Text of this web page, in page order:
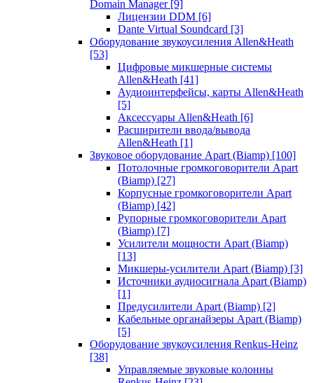
Domain Manager [9]
Лицензии DDM [6]
Dante Virtual Soundcard [3]
Оборудование звукоусиления Allen&Heath
[53]
Цифровые микшерные системы
Allen&Heath [41]
Аудиоинтерфейсы, карты Allen&Heath
[5]
Аксессуары Allen&Heath [6]
Расширители ввода/вывода
Allen&Heath [1]
Звуковое оборудование Apart (Biamp) [100]
Потолочные громкоговорители Apart
(Biamp) [27]
Корпусные громкоговорители Apart
(Biamp) [42]
Рупорные громкоговорители Apart
(Biamp) [7]
Усилители мощности Apart (Biamp)
[13]
Микшеры-усилители Apart (Biamp) [3]
Источники аудиосигнала Apart (Biamp)
[1]
Предусилители Apart (Biamp) [2]
Кабельные органайзеры Apart (Biamp)
[5]
Оборудование звукоусиления Renkus-Heinz
[38]
Управляемые звуковые колонны